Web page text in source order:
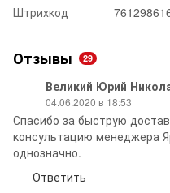
Штрихкод
Отзывы 29
Великий Юрий
04.06.2020 в 18:53
Спасибо за быструю
консультацию менеджера
однозначно.
Ответить